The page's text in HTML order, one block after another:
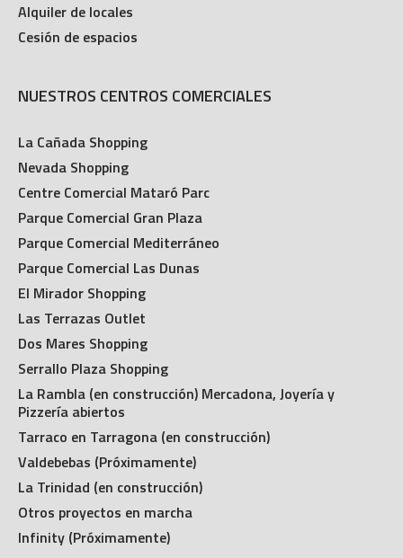
Alquiler de locales
Cesión de espacios
NUESTROS CENTROS COMERCIALES
La Cañada Shopping
Nevada Shopping
Centre Comercial Mataró Parc
Parque Comercial Gran Plaza
Parque Comercial Mediterráneo
Parque Comercial Las Dunas
El Mirador Shopping
Las Terrazas Outlet
Dos Mares Shopping
Serrallo Plaza Shopping
La Rambla (en construcción) Mercadona, Joyería y
Pizzería abiertos
Tarraco en Tarragona (en construcción)
Valdebebas (Próximamente)
La Trinidad (en construcción)
Otros proyectos en marcha
Infinity (Próximamente)